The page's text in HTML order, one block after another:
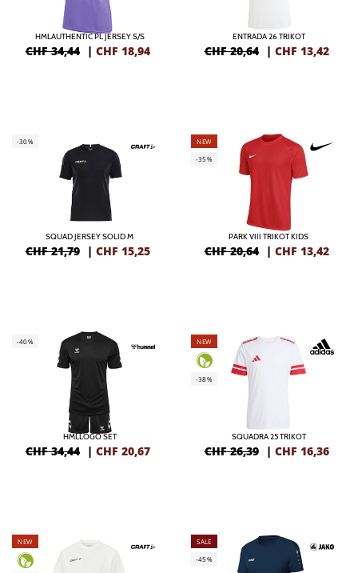
HMLAUTHENTIC PL JERSEY S/S
CHF 34,44 | CHF 18,94
ENTRADA 26 TRIKOT
CHF 20,64 | CHF 13,42
-30%
SQUAD JERSEY SOLID M
CHF 21,79 | CHF 15,25
NEW
-35%
PARK VIII TRIKOT KIDS
CHF 20,64 | CHF 13,42
-40%
HMLLOGO SET
CHF 34,44 | CHF 20,67
NEW
-38%
SQUADRA 25 TRIKOT
CHF 26,39 | CHF 16,36
NEW
SALE
-45%